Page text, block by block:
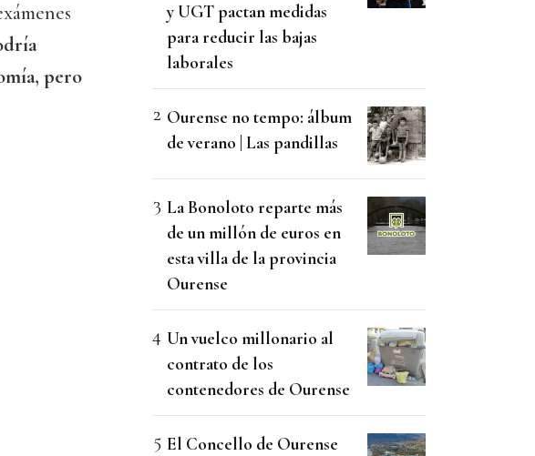
pero
y UGT pactan medidas
para reducir las bajas
laborales
Ourense no tempo: álbum
de verano | Las pandillas
La Bonoloto reparte más
de un millón de euros en
esta villa de la provincia
Ourense
Un vuelco millonario al
contrato de los
contenedores de Ourense
El Concello de Ourense